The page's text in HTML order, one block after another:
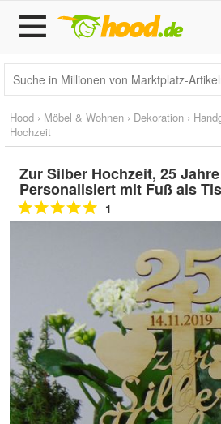
Hood › Möbel & Wohnen › Dekoration ›
Hochzeit
Zur Silber Hochzeit, 25
Personalisiert mit Fuß als
1